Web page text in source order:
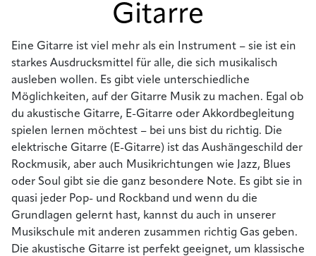
Gitarre
Eine Gitarre ist viel mehr als ein Instrument – sie ist ein
starkes Ausdrucksmittel für alle, die sich musikalisch
ausleben wollen. Es gibt viele unterschiedliche
Möglichkeiten, auf der Gitarre Musik zu machen. Egal ob
du akustische Gitarre, E-Gitarre oder Akkordbegleitung
spielen lernen möchtest – bei uns bist du richtig. Die
elektrische Gitarre (E-Gitarre) ist das Aushängeschild der
Rockmusik, aber auch Musikrichtungen wie Jazz, Blues
oder Soul gibt sie die ganz besondere Note. Es gibt sie in
quasi jeder Pop- und Rockband und wenn du die
Grundlagen gelernt hast, kannst du auch in unserer
Musikschule mit anderen zusammen richtig Gas geben.
Die akustische Gitarre ist perfekt geeignet, um klassische